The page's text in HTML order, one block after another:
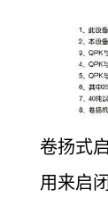
卷扬式
用来启